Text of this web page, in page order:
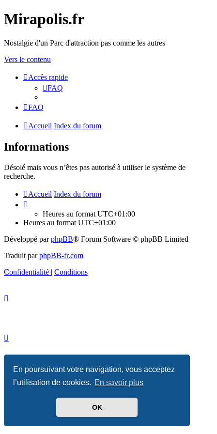
En poursuivant votre navigation, vous acceptez
l’utilisation de cookies. En savoir plus
OK
Mirapolis.fr
Nostalgie d'un Parc d'attraction pas comme les autres
Vers le contenu
Accès rapide
FAQ
FAQ
Accueil Index du forum
Informations
Désolé mais vous n’êtes pas autorisé à utiliser le système de
recherche.
Accueil Index du forum
Heures au format UTC+01:00
Heures au format UTC+01:00
Développé parphpBB® Forum Software © phpBB Limited
Traduit parphpBB-fr.com
Confidentialité | Conditions